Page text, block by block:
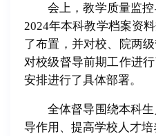
会上，教学质量监
2024年本科教学档案资
了布置，并对校、院两
对校级督导前期工作进
安排进行了具体部署。
全体督导围绕本科
导作用、提高学校人才培